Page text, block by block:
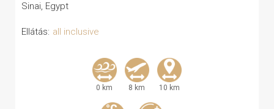
Sinai, Egypt
Ellátás: all inclusive
0 km 8 km 10 km